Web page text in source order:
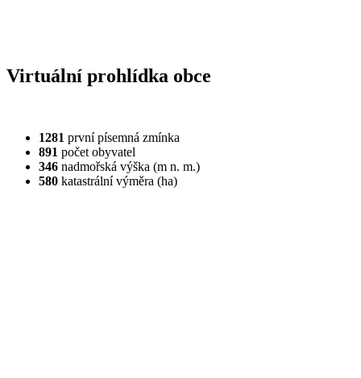
Virtuální prohlídka obce
1281 první písemná zmínka
891 počet obyvatel
346 nadmořská výška (m n. m.)
580 katastrální výměra (ha)